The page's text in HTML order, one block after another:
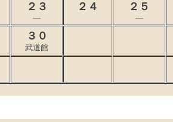
２３
―
２４ ２５
―
３０
武道館